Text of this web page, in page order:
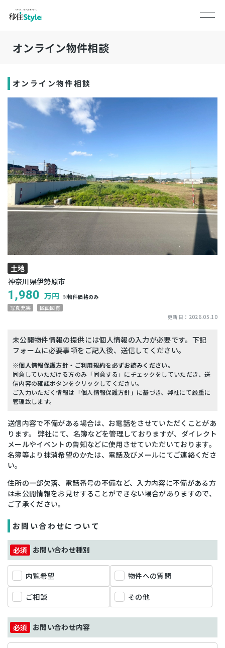
オンライン物件相談
オンライン物件相談
土地
神奈川県伊勢原市
1,980 万円 ※物件価格のみ
写真充実
区画図有
更新日： 2026.05.10
未公開物件情報の提供には個人情報の入力が必要です。下記
フォームに必要事項をご記入後、送信してください。
※個人情報保護方針・ご利用規約を必ずお読みください。
同意していただける方のみ「同意する」にチェックをしていただき、送
信内容の確認ボタンをクリックしてください。
ご入力いただく情報は「個人情報保護方針」に基づき、弊社にて厳重に
管理致します。
送信内容で不備がある場合は、お電話をさせていただくことがあ
ります。 弊社にて、名簿などを管理しておりますが、ダイレクト
メールやイベントの告知などに使用させていただいております。
名簿等より抹消希望のかたは、電話及びメールにてご連絡くださ
い。
住所の一部欠落、電話番号の不備など、入力内容に不備がある方
は未公開情報をお見せすることができない場合がありますので、
ご了承ください。
お問い合わせについて
お問い合わせ種別
内覧希望 物件への質問
ご相談 その他
お問い合わせ内容